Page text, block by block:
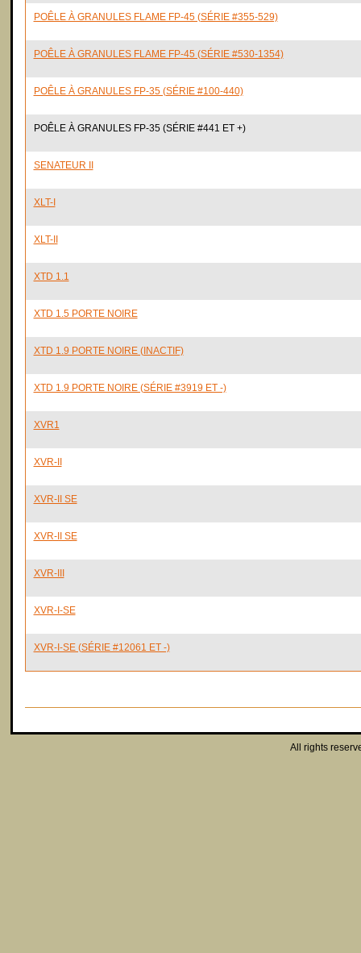
POÊLE À GRANULES FLAME FP-45 (SÉRIE #355-529)
POÊLE À GRANULES FLAME FP-45 (SÉRIE #530-1354)
POÊLE À GRANULES FP-35 (SÉRIE #100-440)
POÊLE À GRANULES FP-35 (SÉRIE #441 ET +)
SENATEUR II
XLT-I
XLT-II
XTD 1.1
XTD 1.5 PORTE NOIRE
XTD 1.9 PORTE NOIRE (INACTIF)
XTD 1.9 PORTE NOIRE (SÉRIE #3919 ET -)
XVR1
XVR-II
XVR-II SE
XVR-II SE
XVR-III
XVR-I-SE
XVR-I-SE (SÉRIE #12061 ET -)
All rights